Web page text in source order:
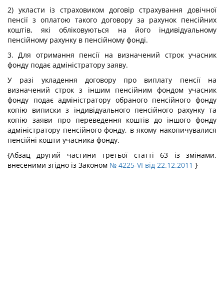
2) укласти із страховиком договір страхування довічної
пенсії з оплатою такого договору за рахунок пенсійних
коштів, які обліковуються на його індивідуальному
пенсійному рахунку в пенсійному фонді.
3. Для отримання пенсії на визначений строк учасник
фонду подає адміністратору заяву.
У разі укладення договору про виплату пенсії на
визначений строк з іншим пенсійним фондом учасник
фонду подає адміністратору обраного пенсійного фонду
копію виписки з індивідуального пенсійного рахунку та
копію заяви про переведення коштів до іншого фонду
адміністратору пенсійного фонду, в якому накопичувалися
пенсійні кошти учасника фонду.
{Абзац другий частини третьої статті 63 із змінами,
внесеними згідно із Законом № 4225-VI від 22.12.2011 }